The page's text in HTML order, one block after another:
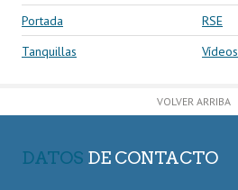
Portada
RSE
Tanquillas
Vídeos
VOLVER ARRIBA
DATOS DE CONTACTO